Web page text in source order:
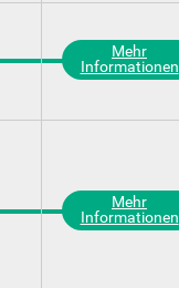
Mehr
Informationen
Mehr
Informationen